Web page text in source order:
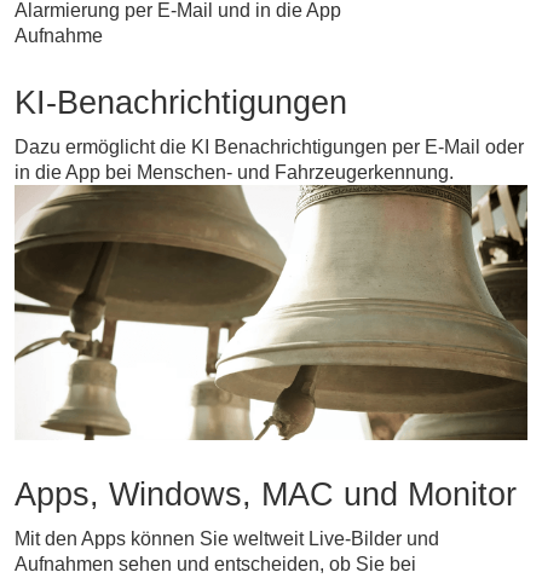
Alarmierung per E-Mail und in die App
Aufnahme
KI-Benachrichtigungen
Dazu ermöglicht die KI Benachrichtigungen per E-Mail oder
in die App bei Menschen- und Fahrzeugerkennung.
Apps, Windows, MAC und Monitor
Mit den Apps können Sie weltweit Live-Bilder und
Aufnahmen sehen und entscheiden, ob Sie bei